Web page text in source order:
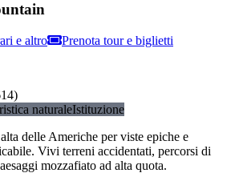
e altro
Prenota tour e biglietti
naturaleIstituzione
delle Americhe per viste epiche e
Vivi terreni accidentati, percorsi di
mozzafiato ad alta quota.